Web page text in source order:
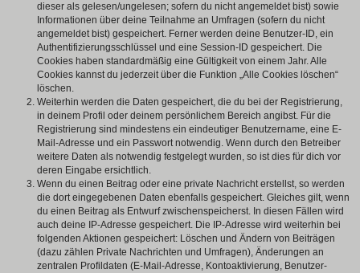
dieser als gelesen/ungelesen; sofern du nicht angemeldet bist) sowie
Informationen über deine Teilnahme an Umfragen (sofern du nicht
angemeldet bist) gespeichert. Ferner werden deine Benutzer-ID, ein
Authentifizierungsschlüssel und eine Session-ID gespeichert. Die
Cookies haben standardmäßig eine Gültigkeit von einem Jahr. Alle
Cookies kannst du jederzeit über die Funktion „Alle Cookies löschen“
löschen.
Weiterhin werden die Daten gespeichert, die du bei der Registrierung,
in deinem Profil oder deinem persönlichem Bereich angibst. Für die
Registrierung sind mindestens ein eindeutiger Benutzername, eine E-
Mail-Adresse und ein Passwort notwendig. Wenn durch den Betreiber
weitere Daten als notwendig festgelegt wurden, so ist dies für dich vor
deren Eingabe ersichtlich.
Wenn du einen Beitrag oder eine private Nachricht erstellst, so werden
die dort eingegebenen Daten ebenfalls gespeichert. Gleiches gilt, wenn
du einen Beitrag als Entwurf zwischenspeicherst. In diesen Fällen wird
auch deine IP-Adresse gespeichert. Die IP-Adresse wird weiterhin bei
folgenden Aktionen gespeichert: Löschen und Ändern von Beiträgen
(dazu zählen Private Nachrichten und Umfragen), Änderungen an
zentralen Profildaten (E-Mail-Adresse, Kontoaktivierung, Benutzer-